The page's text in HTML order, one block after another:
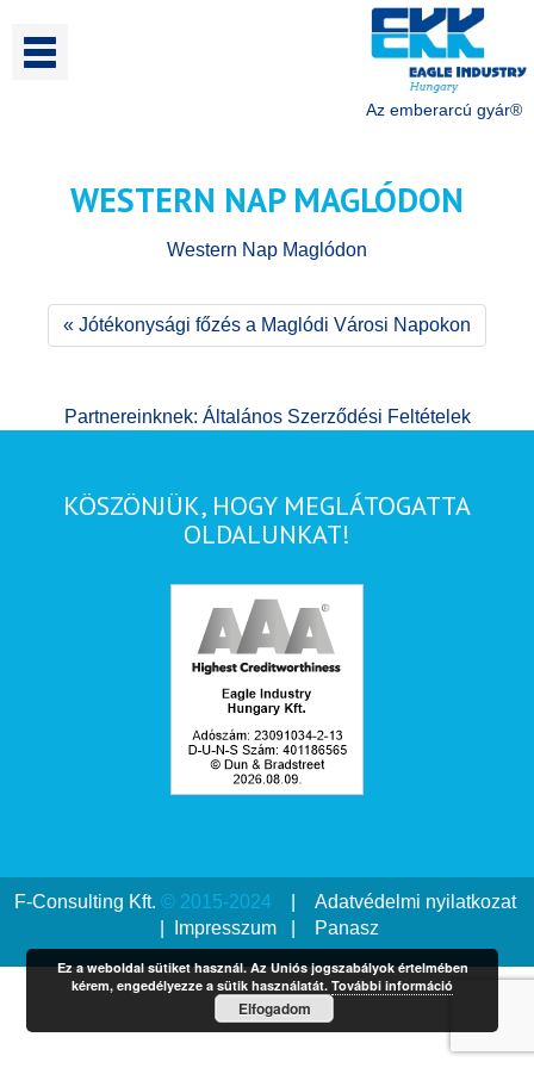
Az emberarcú gyár®
WESTERN NAP MAGLÓDON
Western Nap Maglódon
« Jótékonysági főzés a Maglódi Városi Napokon
Partnereinknek: Általános Szerződési Feltételek
KÖSZÖNJÜK, HOGY MEGLÁTOGATTA
OLDALUNKAT!
F-Consulting Kft. © 2015-2024
Adatvédelmi nyilatkozat
Impresszum Panasz
Ez a weboldal sütiket használ. Az Uniós jogszabályok értelmében
kérem, engedélyezze a sütik használatát.További információ
Elfogadom